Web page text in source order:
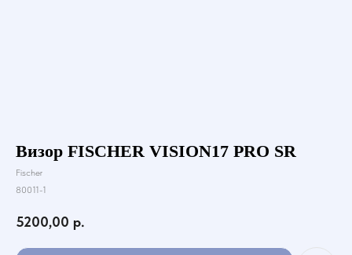
Визор FISCHER VISION17 PRO SR
Fischer
80011-1
5200,00 р.